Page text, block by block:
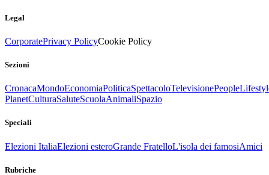
Legal
CorporatePrivacy PolicyCookie Policy
Sezioni
CronacaMondoEconomiaPoliticaSpettacoloTelevisionePeople
PlanetCulturaSaluteScuolaAnimaliSpazio
Speciali
Elezioni ItaliaElezioni esteroGrande FratelloL'isola dei famosiAmici
Rubriche